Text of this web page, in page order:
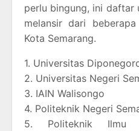
perlu bingung, ini daftar
melansir dari
Kota Semarang.
1. Universitas
2. Universitas Negeri
3. IAIN Walisongo
4. Politeknik Negeri
5. Politeknik Ilmu